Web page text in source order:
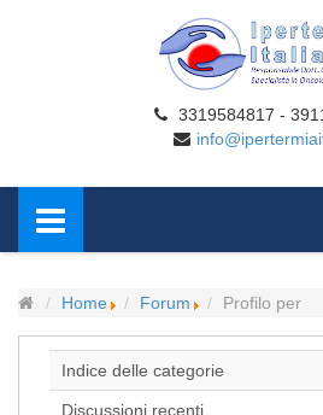
3319584817 -
Home Forum Profilo per
Indice delle categorie
Discussioni recenti